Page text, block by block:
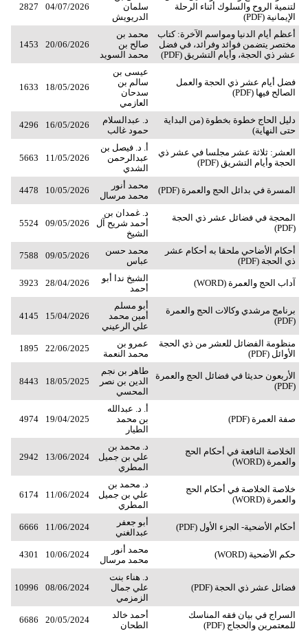
لتنمية الروح والسلوك أثناء الرحلة
الإيمانية (PDF)
سلمان
الدريويش
04/07/2026
2827
أعظم أيام الدنيا ومواسم الآخرة: كتاب
مختصر يتضمن فوائد وفرائد، في فضل
عشر ذي الحجة، وأيام التشريق (PDF)
محمد بن
صالح بن
محمد السويد
20/06/2026
1453
فضل أيام عشر ذي الحجة والعمل
الصالح فيها (PDF)
عيسى بن
سالم بن
سدحان
العازمي
18/05/2026
1633
دليل الحاج خطوة بخطوة (من البداية
حتى النهاية)
د. عبدالسلام
حمود غالب
16/05/2026
4296
العشر: ثلاثة عشر مجلسا في عشر ذي
الحجة وأيام التشريق (PDF)
أ. د. فيصل بن
عبدالرحمن
الشدي
11/05/2026
5663
المسرة في بدائل الحج والعمرة (PDF)
محمد أنور
محمد مرسال
10/05/2026
4478
المحجة في فضائل عشر ذي الحجة
(PDF)
د. غمدان بن
أحمد شريح آل
الشيخ
09/05/2026
5524
أحكام الأضاحي ملحقا به أحكام عشر
ذي الحجة (PDF)
محمد حسن
عباس
09/05/2026
7588
آداب الحج والعمرة (WORD)
الشيخ ندا أبو
أحمد
28/04/2026
3923
برنامج مرشدي وكالات الحج والعمرة
(PDF)
أبو مسلم
أمين محمد
علي الرعيني
15/04/2026
4145
منظومة الفضائل للعشر من ذي الحجة
الأوائل (PDF)
عمرو بن
محمد النعمة
22/06/2025
1895
الأربعون حديثا في فضائل الحج والعمرة
(PDF)
طاهر بن نجم
الدين بن نصر
المحسي
18/05/2025
8443
صفة العمرة (PDF)
أ. د. عبدالله
بن محمد
الطيار
19/04/2025
4974
الخلاصة النافعة في أحكام الحج
والعمرة (WORD)
د. محمد بن
علي بن جميل
المطري
13/06/2024
2942
خلاصة الخلاصة في أحكام الحج
والعمرة (WORD)
د. محمد بن
علي بن جميل
المطري
11/06/2024
6174
أحكام الأضحية- الجزء الأول (PDF)
أبو جعفر
عبدالغني
11/06/2024
6666
حكم الأضحية (WORD)
محمد أنور
محمد مرسال
10/06/2024
4301
فضائل عشر ذي الحجة (PDF)
د. هناء بنت
علي جمال
الزمزمي
08/06/2024
10996
السراج في بيان فقه المناسك
للمعتمرين والحجاج (PDF)
أحمد خالد
الطحان
20/05/2024
6686